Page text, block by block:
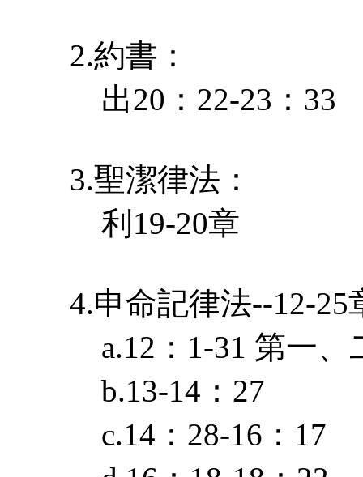
2.約書：
出20：22-23：33
3.聖潔律法：
利19-20章
4.申命記律法--12-25
a.12：1-31 第一、
b.13-14：27
c.14：28-16：17